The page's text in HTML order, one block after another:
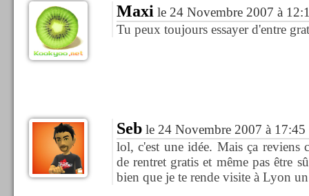
Maxi le 24 Novembre 2007 à
Tu peux toujours essayer d'entre
Seble 24 Novembre 2007 à 17:45
lol, c'est une idée. Mais ça reviens
de rentret gratis et même pas être
bien que je te rende visite à Lyon